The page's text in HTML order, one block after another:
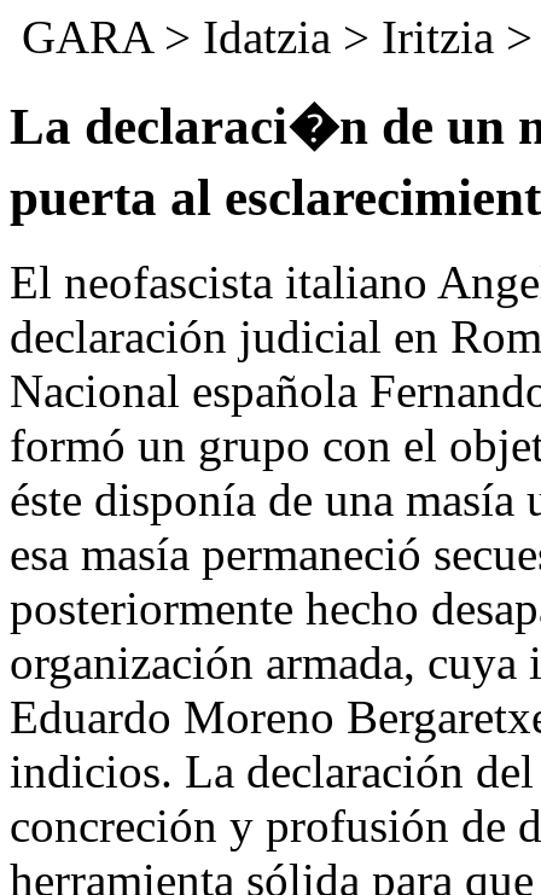
GARA> Idatzia > Iritzia
La declaraci�n de un
puerta al
El neofascista italiano
declaración judicial en
Nacional española
formó un grupo con el
éste disponía de una masía
esa masía permaneció
posteriormente hecho
organización armada,
Eduardo Moreno
indicios. La declaración
concreción y profusión de
herramienta sólida para